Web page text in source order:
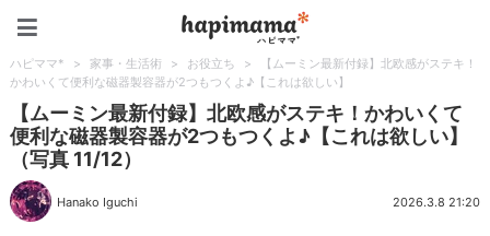
ハピママ* > 家事・生活術 > お役立ち >
【ムーミン最新付録】北欧感がステキ！
かわいくて便利な磁器製容器が2つもつくよ♪【これは欲しい】
【ムーミン最新付録】北欧感がステキ！かわいくて
便利な磁器製容器が2つもつくよ♪【これは欲しい】
（写真 11/12）
Hanako Iguchi 2026.3.8 21:20